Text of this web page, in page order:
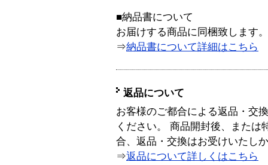
■納品書について
お届けする商品に同梱致します。
⇒納品書について詳細はこちら
返品について
お客様のご都合による返品・交
ください。 商品開封後、または
合、返品・交換はお受けいたし
⇒返品について詳しくはこちら